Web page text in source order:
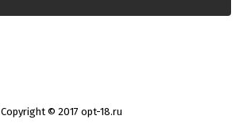
Copyright © 2017 opt-18.ru